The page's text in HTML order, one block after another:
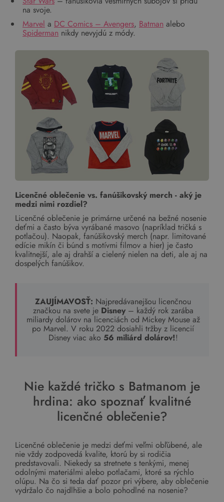
na svoje.
Marvel a DC Comics – Avengers, Batman alebo
Spiderman nikdy nevyjdú z módy.
Licenčné oblečenie vs. fanúšikovský merch - aký je
medzi nimi rozdiel?
Licenčné oblečenie je primárne určené na bežné nosenie
deťmi a často býva vyrábané masovo (napríklad tričká s
potlačou). Naopak, fanúšikovský merch (napr. limitované
edície mikín či búnd s motívmi filmov a hier) je často
kvalitnejší, ale aj drahší a cielený nielen na deti, ale aj na
dospelých fanúšikov.
ZAUJÍMAVOSŤ: Najpredávanejšou licenčnou
značkou na svete je Disney– každý rok zarába
miliardy dolárov na licenciách od Mickey Mouse až
po Marvel. V roku 2022 dosiahli tržby z licencií
Disney viac ako 56 miliárd dolárov!!
Nie každé tričko s Batmanom je
hrdina: ako spoznať kvalitné
licenčné oblečenie?
Licenčné oblečenie je medzi deťmi veľmi obľúbené, ale
nie vždy zodpovedá kvalite, ktorú by si rodičia
predstavovali. Niekedy sa stretnete s tenkými, menej
odolnými materiálmi alebo potlačami, ktoré sa rýchlo
olúpu. Na čo si teda dať pozor pri výbere, aby oblečenie
vydržalo čo najdlhšie a bolo pohodlné na nosenie?